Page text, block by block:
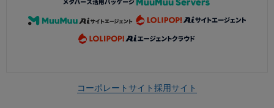
コーポレートサイト採用サイト